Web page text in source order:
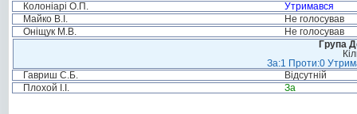
Колоніарі О.П.
Утримався
Майко В.І.
Не голосував
Оніщук М.В.
Не голосував
Група
За:1 Проти:0
Гавриш С.Б.
Відсутній
Плохой І.І.
За